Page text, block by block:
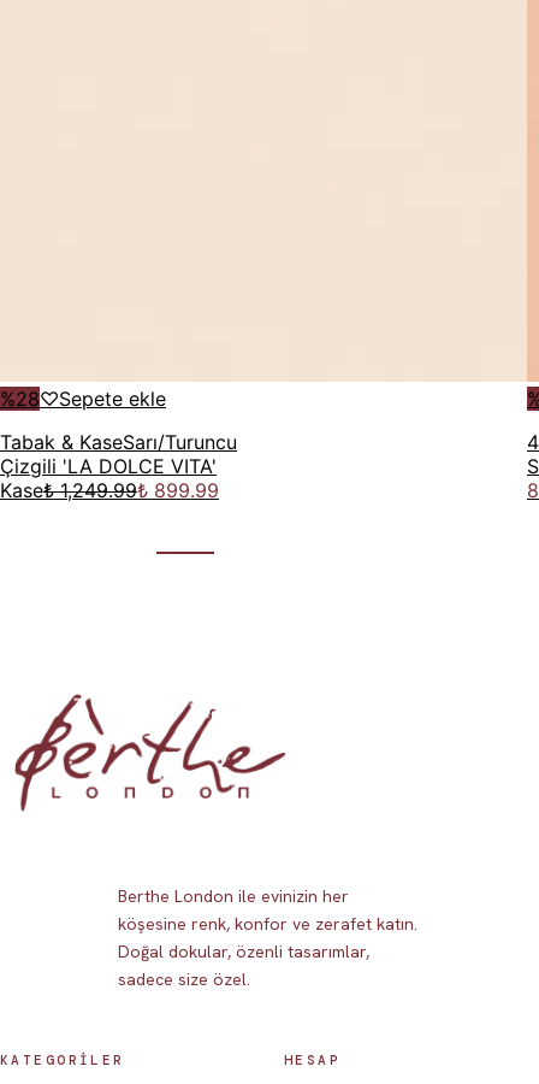
%28♡Sepete ekle
Tabak & KaseSarı/Turuncu
Çizgili 'LA DOLCE VITA'
Kase₺ 1,249.99₺ 899.99
Berthe London ile evinizin her
köşesine renk, konfor ve zerafet katın.
Doğal dokular, özenli tasarımlar,
sadece size özel.
KATEGORİLER HESAP